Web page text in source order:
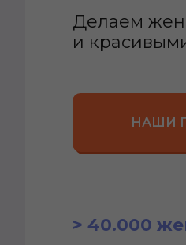
Делаем
и
НАШИ
> 40.000